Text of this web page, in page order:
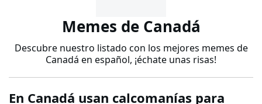
Memes de Canadá
Descubre nuestro listado con los mejores memes de
Canadá en español, ¡échate unas risas!
En Canadá usan calcomanías para